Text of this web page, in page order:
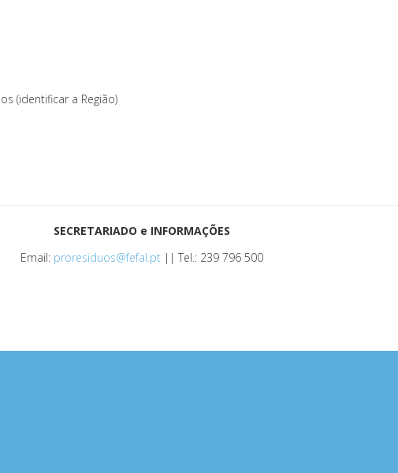
(identificar a Região)
SECRETARIADO e INFORMAÇÕES
Email: proresiduos@fefal.pt || Tel.: 239 796 500